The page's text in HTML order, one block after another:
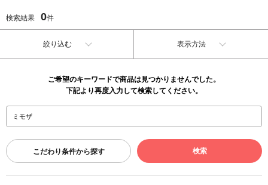
検索結果 0件
絞り込む 表示方法
ご希望のキーワードで商品は見つかりませんでした。
下記より再度入力して検索してください。
こだわり条件から探す